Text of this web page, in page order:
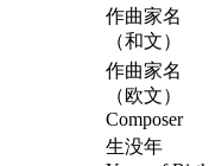
作曲家名
（和文）
作曲家名
（欧文）
Composer
生没年